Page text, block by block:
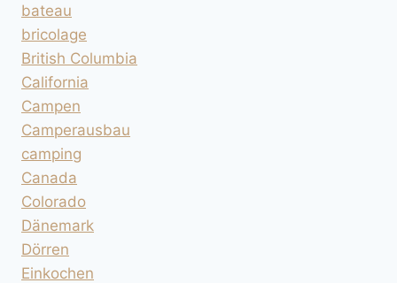
bateau
bricolage
British Columbia
California
Campen
Camperausbau
camping
Canada
Colorado
Dänemark
Dörren
Einkochen